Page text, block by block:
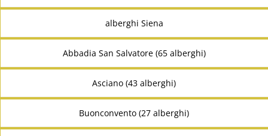
alberghi Siena
Abbadia San Salvatore (65 alberghi)
Asciano (43 alberghi)
Buonconvento (27 alberghi)